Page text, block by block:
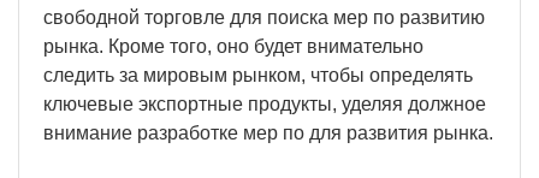
свободной торговле для поиска мер по развитию
рынка. Кроме того, оно будет внимательно
следить за мировым рынком, чтобы определять
ключевые экспортные продукты, уделяя должное
внимание разработке мер по для развития рынка.